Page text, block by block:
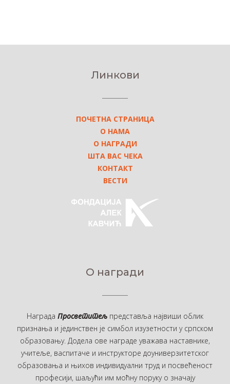
Линкови
ПОЧЕТНА СТРАНИЦА
О НАМА
О НАГРАДИ
ШТА ВАС ЧЕКА
КОНТАКТ
ВЕСТИ
О награди
Награда Просветитељ представља највиши облик
признања и јединствен је симбол изузетности у српском
образовању. Додела ове награде уважава наставнике,
учитеље, васпитаче и инструкторе доуниверзитетског
образовања и њихов индивидуални труд и посвећеност
професији, шаљући им моћну поруку о значају